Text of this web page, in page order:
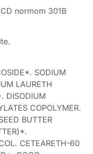
normom 301B
SODIUM
LAURETH
DISODIUM
COPOLYMER.
BUTTER
CETEARETH-60